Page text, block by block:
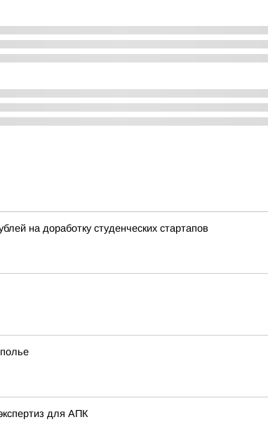
на доработку студенческих стартапов
для АПК